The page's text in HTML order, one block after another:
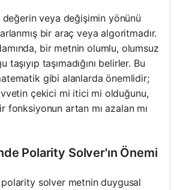
veya değişimin yönünü
bir araç veya algoritmadır.
bir metnin olumlu, olumsuz
taşımadığını belirler. Bu
gibi alanlarda önemlidir;
çekici mi itici mi olduğunu,
fonksiyonun artan mı azalan mı
Polarity Solver'ın Önemi
solver metnin duygusal